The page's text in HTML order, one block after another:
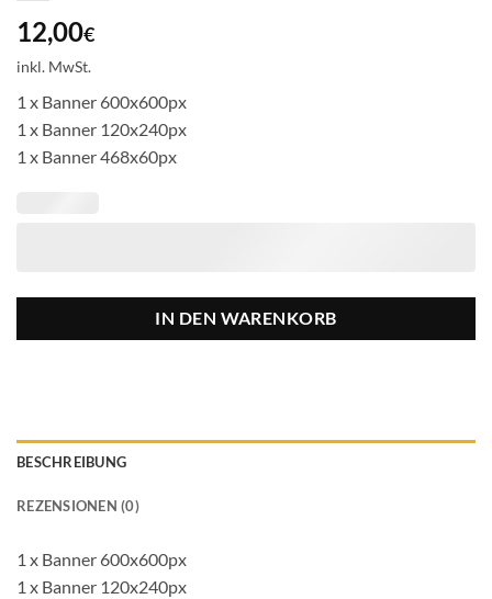
12,00€
inkl. MwSt.
1 x Banner 600x600px
1 x Banner 120x240px
1 x Banner 468x60px
IN DEN WARENKORB
BESCHREIBUNG
REZENSIONEN (0)
1 x Banner 600x600px
1 x Banner 120x240px